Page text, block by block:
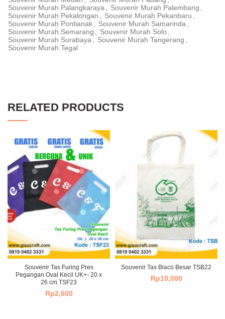
Souvenir Murah Palangkaraya, Souvenir Murah Palembang ,
Souvenir Murah Pekalongan , Souvenir Murah Pekanbaru ,
Souvenir Murah Pontianak, Souvenir Murah Samarinda,
Souvenir Murah Semarang , Souvenir Murah Solo ,
Souvenir Murah Surabaya, Souvenir Murah Tangerang ,
Souvenir Murah Tegal
RELATED PRODUCTS
Souvenir Tas Furing Pres
Pegangan Oval Kecil UK+- 20 x
26 cm TSF23
Rp2,600
Souvenir Tas Blaco Besar TSB22
Rp10,000